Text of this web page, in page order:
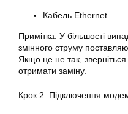
Кабель Ethernet
Примітка: У більшості
змінного струму
Якщо це не так,
отримати заміну.
Крок 2: Підключення